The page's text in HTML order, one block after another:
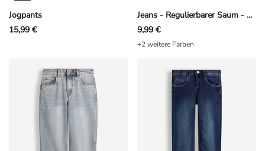
Jogpants
15,99 €
Jeans - Regulierbarer Saum - Dunkelblau
9,99 €
+2 weitere Farben